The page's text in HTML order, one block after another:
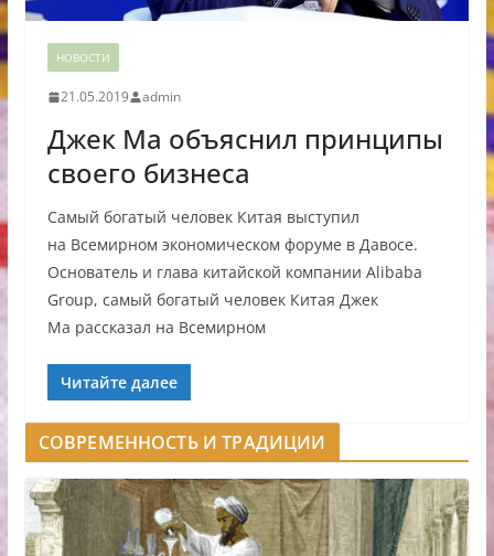
НОВОСТИ
21.05.2019 admin
Джек Ма объяснил принципы
своего бизнеса
Самый богатый человек Китая выступил
на Всемирном экономическом форуме в Давосе.
Основатель и глава китайской компании Alibaba
Group, самый богатый человек Китая Джек
Ма рассказал на Всемирном
Читайте далее
СОВРЕМЕННОСТЬ И ТРАДИЦИИ